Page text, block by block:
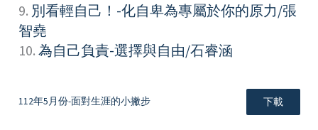
9. 別看輕自己！-化自卑為專屬於你的原力/張
智堯
10. 為自己負責-選擇與自由/石睿涵
112年5月份-面對生涯的小撇步 下載